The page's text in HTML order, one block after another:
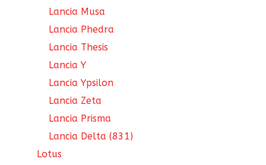
Lancia Musa
Lancia Phedra
Lancia Thesis
Lancia Y
Lancia Ypsilon
Lancia Zeta
Lancia Prisma
Lancia Delta (831)
Lotus